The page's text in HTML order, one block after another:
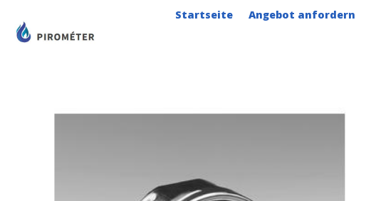
Inhalt
springen
Startseite Angebot anfordern